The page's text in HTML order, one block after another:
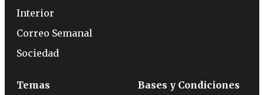
Interior
Correo Semanal
Sociedad
Temas
Bases y Condiciones